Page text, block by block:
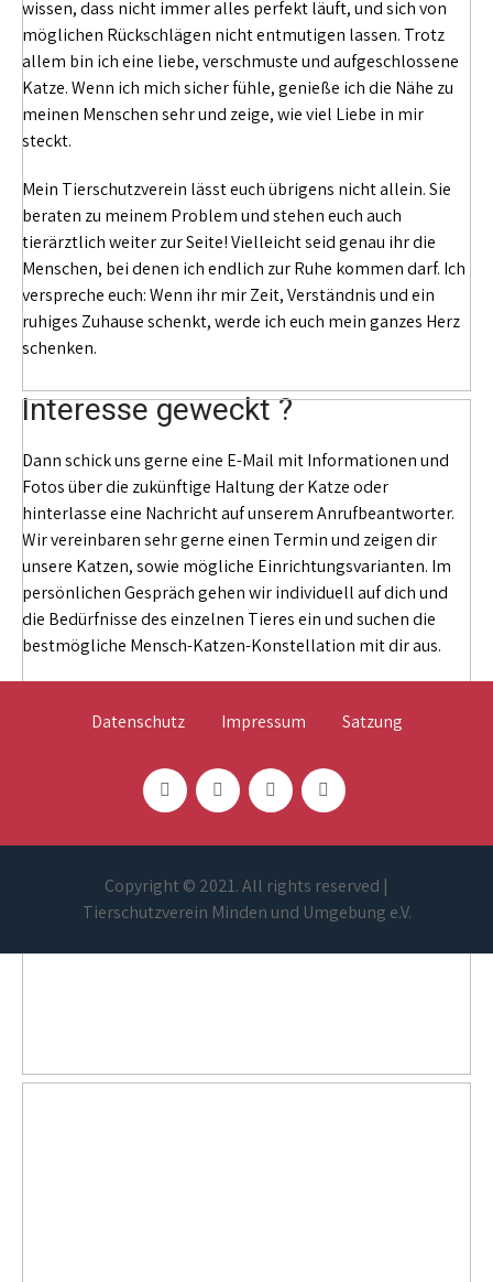
wissen, dass nicht immer alles perfekt läuft, und sich von
möglichen Rückschlägen nicht entmutigen lassen. Trotz
allem bin ich eine liebe, verschmuste und aufgeschlossene
Katze. Wenn ich mich sicher fühle, genieße ich die Nähe zu
meinen Menschen sehr und zeige, wie viel Liebe in mir
steckt.
Mein Tierschutzverein lässt euch übrigens nicht allein. Sie
beraten zu meinem Problem und stehen euch auch
tierärztlich weiter zur Seite! Vielleicht seid genau ihr die
Menschen, bei denen ich endlich zur Ruhe kommen darf. Ich
verspreche euch: Wenn ihr mir Zeit, Verständnis und ein
ruhiges Zuhause schenkt, werde ich euch mein ganzes Herz
schenken.
Interesse geweckt ?
Dann schick uns gerne eine E-Mail mit Informationen und
Fotos über die zukünftige Haltung der Katze oder
hinterlasse eine Nachricht auf unserem Anrufbeantworter.
Wir vereinbaren sehr gerne einen Termin und zeigen dir
unsere Katzen, sowie mögliche Einrichtungsvarianten. Im
persönlichen Gespräch gehen wir individuell auf dich und
die Bedürfnisse des einzelnen Tieres ein und suchen die
bestmögliche Mensch-Katzen-Konstellation mit dir aus.
Datenschutz Impressum Satzung
Copyright © 2021. All rights reserved |
Tierschutzverein Minden und Umgebung e.V.